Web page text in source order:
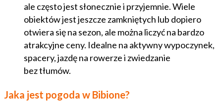
ale często jest słonecznie i przyjemnie. Wiele
obiektów jest jeszcze zamkniętych lub dopiero
otwiera się na sezon, ale można liczyć na bardzo
atrakcyjne ceny. Idealne na aktywny wypoczynek,
spacery, jazdę na rowerze i zwiedzanie
bez tłumów.
Jaka jest pogoda w Bibione?